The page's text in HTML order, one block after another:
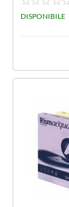
DISPONIBILE